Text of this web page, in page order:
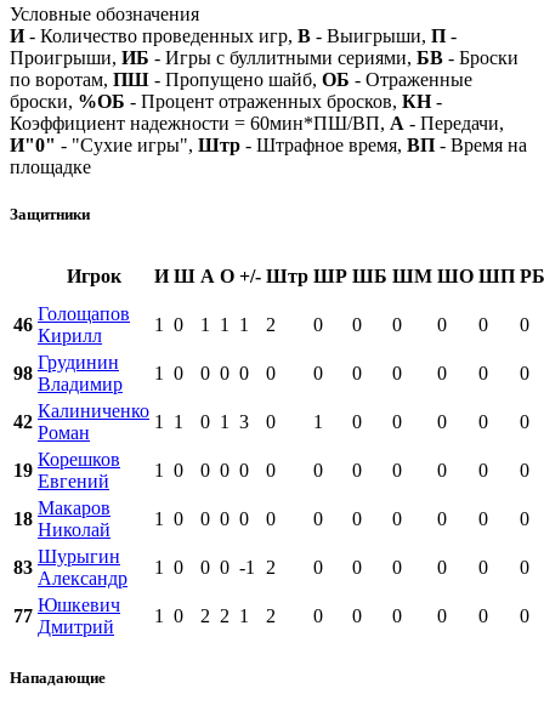
Условные обозначения
И- Количество проведенных игр, В - Выигрыши, П -
Проигрыши, ИБ - Игры с буллитными сериями, БВ - Броски
по воротам, ПШ - Пропущено шайб, ОБ - Отраженные
броски, %ОБ - Процент отраженных бросков, КН-
Коэффициент надежности = 60мин*ПШ/ВП, А - Передачи,
И"0" - "Сухие игры", Штр - Штрафное время, ВП - Время на
площадке
Защитники
Игрок И Ш А О +/- Штр ШР ШБ ШМ ШО ШП РБ
46
Голощапов
Кирилл
1 0 1 1 1 2 0 0 0 0 0 0
98
Грудинин
Владимир
1 0 0 0 0 0 0 0 0 0 0 0
42
Калиниченко
Роман
1 1 0 1 3 0 1 0 0 0 0 0
19
Корешков
Евгений
1 0 0 0 0 0 0 0 0 0 0 0
18
Макаров
Николай
1 0 0 0 0 0 0 0 0 0 0 0
83
Шурыгин
Александр
1 0 0 0 -1 2 0 0 0 0 0 0
77
Юшкевич
Дмитрий
1 0 2 2 1 2 0 0 0 0 0 0
Нападающие